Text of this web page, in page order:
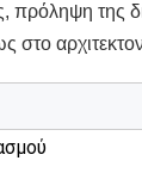
πρόληψη της
στο